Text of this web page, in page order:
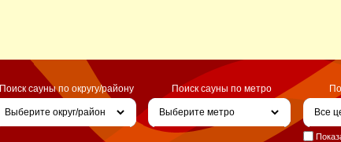
Поиск сауны по округу/району Поиск сауны по метро